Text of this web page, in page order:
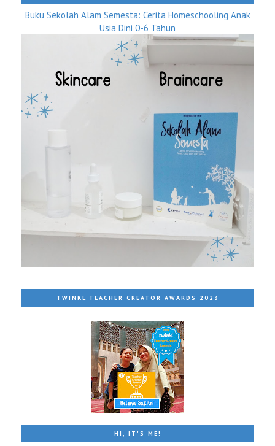
Buku Sekolah Alam Semesta: Cerita Homeschooling Anak
Usia Dini 0-6 Tahun
TWINKL TEACHER CREATOR AWARDS 2023
HI, IT'S ME!